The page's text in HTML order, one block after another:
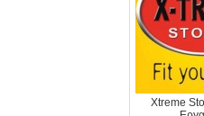
Xtreme